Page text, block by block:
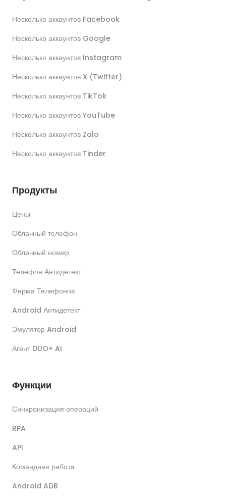
Несколько аккаунтов Facebook
Несколько аккаунтов Google
Несколько аккаунтов Instagram
Несколько аккаунтов X (Twitter)
Несколько аккаунтов TikTok
Несколько аккаунтов YouTube
Несколько аккаунтов Zalo
Несколько аккаунтов Tinder
Продукты
Цены
Облачный телефон
Облачный номер
Телефон Антидетект
Ферма Телефонов
Android Антидетект
Эмулятор Android
Агент DUO+ AI
Функции
Синхронизация операций
RPA
API
Командная работа
Android ADB